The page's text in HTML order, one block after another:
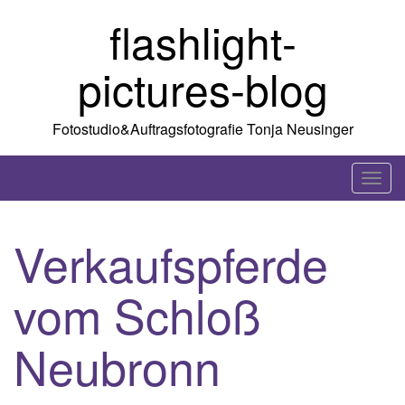
flashlight-
pictures-blog
Fotostudio&Auftragsfotografie Tonja Neusinger
T
o
Verkaufspferde
vom Schloß
Neubronn